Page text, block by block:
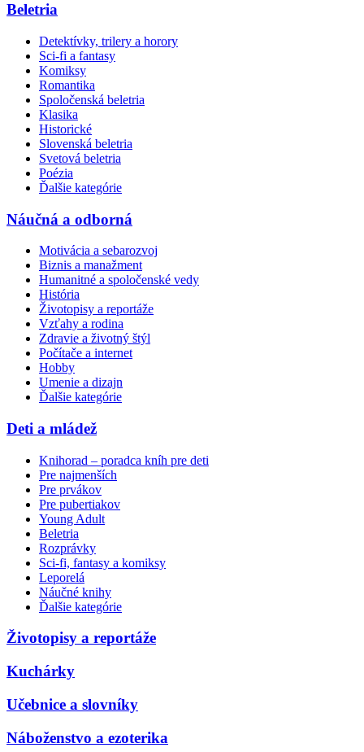
Beletria
Detektívky, trilery a horory
Sci-fi a fantasy
Komiksy
Romantika
Spoločenská beletria
Klasika
Historické
Slovenská beletria
Svetová beletria
Poézia
Ďalšie kategórie
Náučná a odborná
Motivácia a sebarozvoj
Biznis a manažment
Humanitné a spoločenské vedy
História
Životopisy a reportáže
Vzťahy a rodina
Zdravie a životný štýl
Počítače a internet
Hobby
Umenie a dizajn
Ďalšie kategórie
Deti a mládež
Knihorad – poradca kníh pre deti
Pre najmenších
Pre prvákov
Pre pubertiakov
Young Adult
Beletria
Rozprávky
Sci-fi, fantasy a komiksy
Leporelá
Náučné knihy
Ďalšie kategórie
Životopisy a reportáže
Kuchárky
Učebnice a slovníky
Náboženstvo a ezoterika